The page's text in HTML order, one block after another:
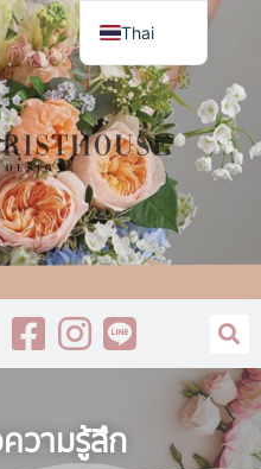
วามรู้สึก
Thai
English